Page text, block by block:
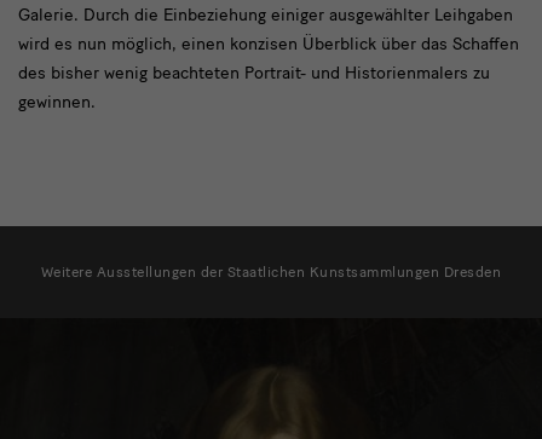
Galerie. Durch die Einbeziehung einiger ausgewählter Leihgaben
wird es nun möglich, einen konzisen Überblick über das Schaffen
des bisher wenig beachteten Portrait- und Historienmalers zu
gewinnen.
Ausstellungen
Weitere Ausstellungen der Staatlichen Kunstsammlungen Dresden